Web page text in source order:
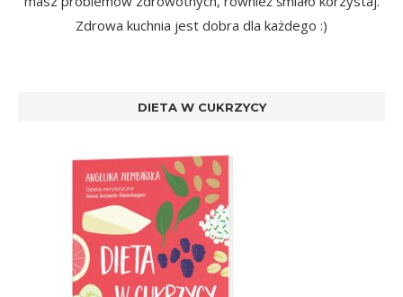
Zdrowa kuchnia jest dobra dla każdego :)
DIETA W CUKRZYCY